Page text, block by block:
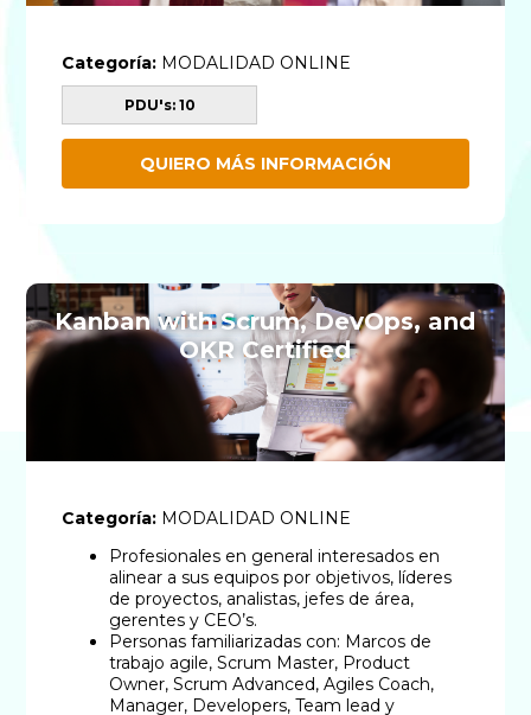
Categoría: MODALIDAD ONLINE
PDU's: 10
QUIERO MÁS INFORMACIÓN
Kanban with Scrum, DevOps, and
OKR Certified
Categoría: MODALIDAD ONLINE
Profesionales en general interesados en
alinear a sus equipos por objetivos, líderes
de proyectos, analistas, jefes de área,
gerentes y CEO’s.
Personas familiarizadas con: Marcos de
trabajo agile, Scrum Master, Product
Owner, Scrum Advanced, Agiles Coach,
Manager, Developers, Team lead y